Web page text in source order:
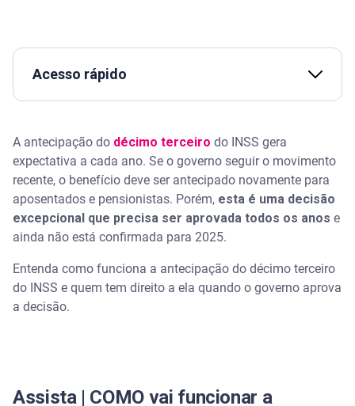
Acesso rápido
13º salário para aposentados? - Serasa Ensina
O que é a antecipação do décimo terceiro do INSS?
Como são feitos os pagamentos de antecipação do
13º salário
Como saber a data de pagamento do 13º salário do
INSS
Como consultar o décimo terceiro pelo Meu INSS
Quem tem direito a receber o 13º salário do INSS?
A antecipação do décimo terceiro do INSS gera
expectativa a cada ano. Se o governo seguir o movimento
recente, o benefício deve ser antecipado novamente para
aposentados e pensionistas. Porém, esta é uma decisão
excepcional que precisa ser aprovada todos os anos e
ainda não está confirmada para 2025.
Entenda como funciona a antecipação do décimo terceiro
do INSS e quem tem direito a ela quando o governo aprova
a decisão.
Assista | COMO vai funcionar a